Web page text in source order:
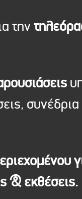
την
συνέδρια
& εκθέσεις.